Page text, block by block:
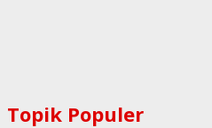
Topik Populer